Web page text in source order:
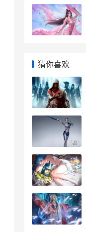
猜你喜欢